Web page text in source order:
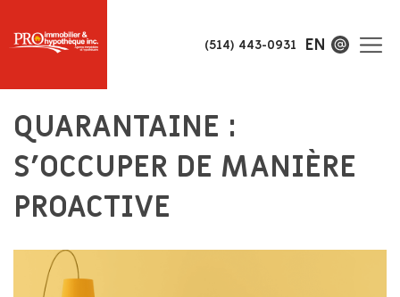
(514) 443-0931 EN
QUARANTAINE :
S’OCCUPER DE MANIÈRE
PROACTIVE